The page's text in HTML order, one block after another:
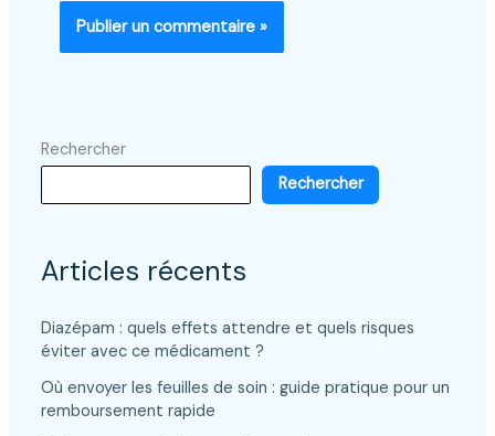
Rechercher
Rechercher
Articles récents
Diazépam : quels effets attendre et quels risques
éviter avec ce médicament ?
Où envoyer les feuilles de soin : guide pratique pour un
remboursement rapide